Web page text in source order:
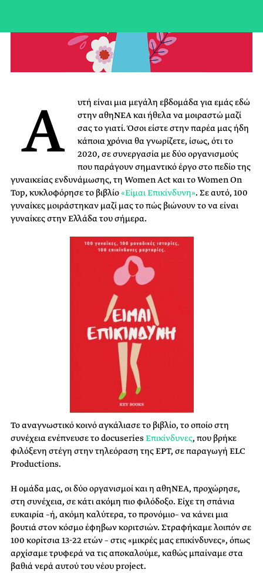
Α
υτή είναι μια μεγάλη εβδομάδα για εμάς εδώ
στην αθηΝΕΑ και ήθελα να μοιραστώ μαζί
σας το γιατί. Όσοι είστε στην παρέα μας ήδη
κάποια χρόνια θα γνωρίζετε, ίσως, ότι το
2020, σε συνεργασία με δύο οργανισμούς
που παράγουν σημαντικό έργο στο πεδίο της
γυναικείας ενδυνάμωσης, τη Women Act και το Women On
Top, κυκλοφόρησε το βιβλίο«Είμαι Επικίνδυνη». Σε αυτό, 100
γυναίκες μοιράστηκαν μαζί μας το πώς βιώνουν το να είναι
γυναίκες στην Ελλάδα του σήμερα.
Το αναγνωστικό κοινό αγκάλιασε το βιβλίο, το οποίο στη
συνέχεια ενέπνευσε το docuseriesΕπικίνδυνες, που βρήκε
φιλόξενη στέγη στην τηλεόραση της ΕΡΤ, σε παραγωγή ELC
Productions.
Η ομάδα μας, οι δύο οργανισμοί και η αθηΝΕΑ, προχώρησε,
στη συνέχεια, σε κάτι ακόμη πιο φιλόδοξο. Είχε τη σπάνια
ευκαιρία –ή, ακόμη καλύτερα, το προνόμιο– να κάνει μια
βουτιά στον κόσμο έφηβων κοριτσιών. Στραφήκαμε λοιπόν σε
100 κορίτσια 13-22 ετών – στις «μικρές μας επικίνδυνες», όπως
αρχίσαμε τρυφερά να τις αποκαλούμε, καθώς μπαίναμε στα
βαθιά νερά αυτού του νέου project.